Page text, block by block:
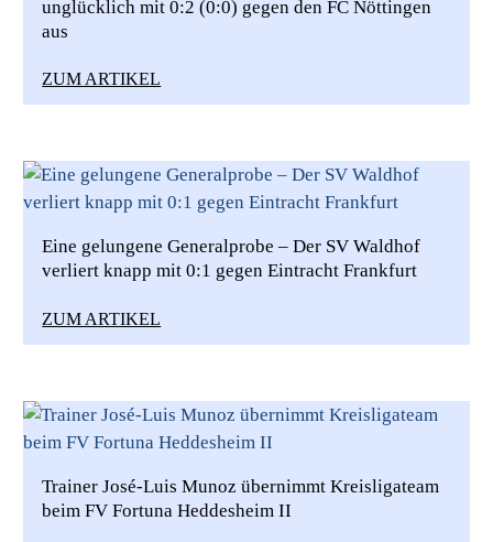
unglücklich mit 0:2 (0:0) gegen den FC Nöttingen
aus
ZUM ARTIKEL
Eine gelungene Generalprobe – Der SV Waldhof
verliert knapp mit 0:1 gegen Eintracht Frankfurt
ZUM ARTIKEL
Trainer José-Luis Munoz übernimmt Kreisligateam
beim FV Fortuna Heddesheim II